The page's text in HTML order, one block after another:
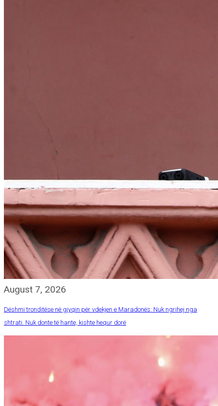
August 7, 2026
Dëshmi tronditëse në gjyqin për vdekjen e Maradonës: Nuk ngrihej nga
shtrati. Nuk donte të hante, kishte hequr dorë